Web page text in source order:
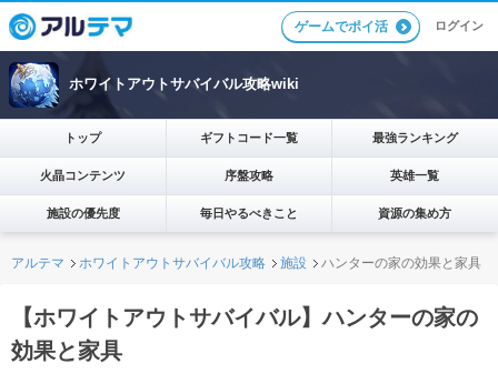
ゲームでポイ活 ログイン
ホワイトアウトサバイバル攻略wiki
トップ ギフトコード一覧 最強ランキング
火晶コンテンツ 序盤攻略 英雄一覧
施設の優先度 毎日やるべきこと 資源の集め方
アルテマ ホワイトアウトサバイバル攻略 施設 ハンターの家の効果と家具
【ホワイトアウトサバイバル】ハンターの家の
効果と家具